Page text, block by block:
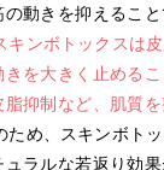
動きを抑えるこ
キンボトックスは
きを大きく止める
抑制など、肌質
ため、スキンボト
ラルな若返り効